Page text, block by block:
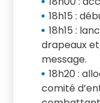
18h15 :
18h15 :
drapeaux
message.
18h20 :
comité